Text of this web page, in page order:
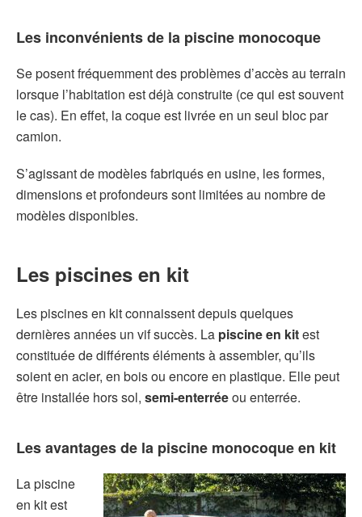
Les inconvénients de la piscine monocoque
Se posent fréquemment des problèmes d’accès au terrain
lorsque l’habitation est déjà construite (ce qui est souvent
le cas). En effet, la coque est livrée en un seul bloc par
camion.
S’agissant de modèles fabriqués en usine, les formes,
dimensions et profondeurs sont limitées au nombre de
modèles disponibles.
Les piscines en kit
Les piscines en kit connaissent depuis quelques
dernières années un vif succès. La piscine en kitest
constituée de différents éléments à assembler, qu’ils
soient en acier, en bois ou encore en plastique. Elle peut
être installée hors sol, semi-enterréeou enterrée.
Les avantages de la piscine monocoque en kit
La piscine
en kit est